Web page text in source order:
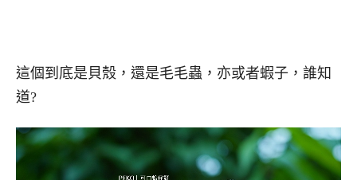
這個到底是貝殼，還是毛毛蟲，亦或者蝦子，誰知
道?